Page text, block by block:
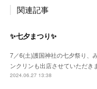
関連記事
✨七夕まつり✨
7／6(土)護国神社の七夕祭り、
ンクリンも出店させていただ
2024.06.27 13:38